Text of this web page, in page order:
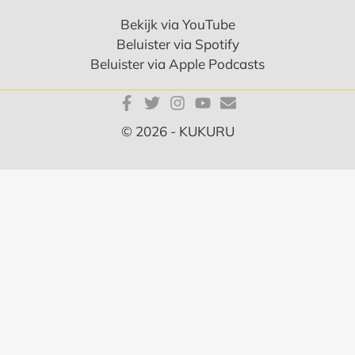
Bekijk via YouTube
Beluister via Spotify
Beluister via Apple Podcasts
© 2026 - KUKURU